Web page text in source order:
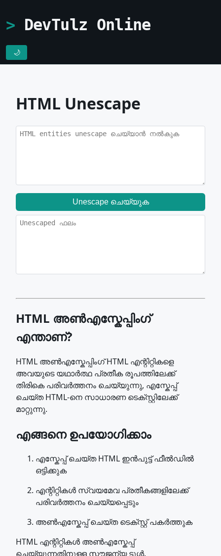
DevTulz Online
🌙
HTML Unescape
Unescape ചെയ്യുക
HTML അൺഎസ്കേപ്പിംഗ്
എന്താണ്?
HTML അൺഎസ്കേപ്പിംഗ് HTML എന്റിറ്റികളെ
അവയുടെ യഥാർത്ഥ പ്രതീക രൂപത്തിലേക്ക്
തിരികെ പരിവർത്തനം ചെയ്യുന്നു, എസ്കേപ്പ്
ചെയ്ത HTML-നെ സാധാരണ ടെക്സ്റ്റിലേക്ക്
മാറ്റുന്നു.
എങ്ങനെ ഉപയോഗിക്കാം
എസ്കേപ്പ് ചെയ്ത HTML ഇൻപുട്ട് ഫീൽഡിൽ
ഒട്ടിക്കുക
എന്റിറ്റികൾ സ്വയമേവ പ്രതീകങ്ങളിലേക്ക്
പരിവർത്തനം ചെയ്യപ്പെടും
അൺഎസ്കേപ്പ് ചെയ്ത ടെക്സ്റ്റ് പകർത്തുക
HTML എന്റിറ്റികൾ അൺഎസ്കേപ്പ്
ചെയ്യുന്നതിനുള്ള സൗജന്യ ടൂൾ.